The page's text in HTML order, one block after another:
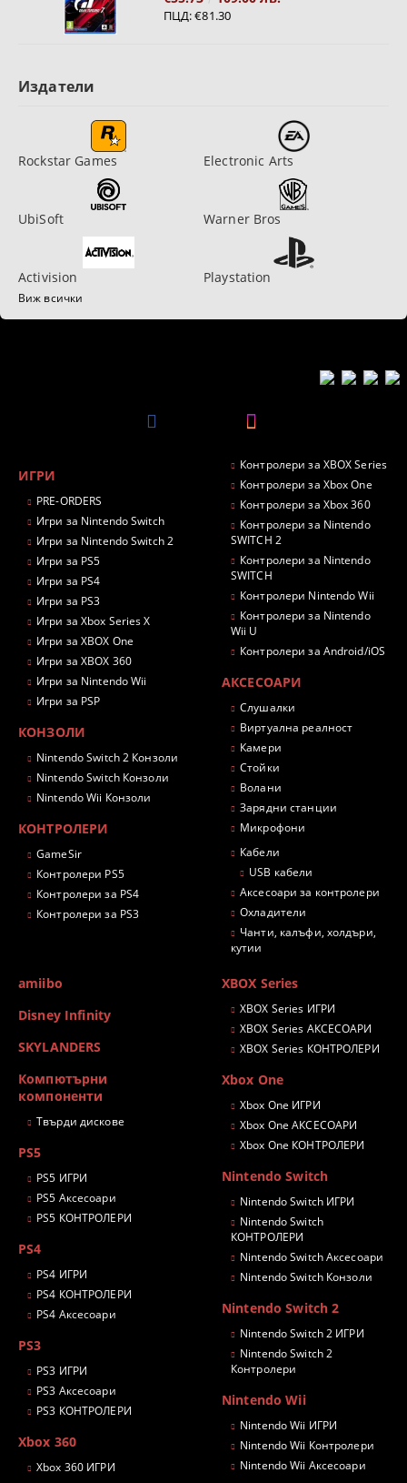
ПЦД:€81.30
Издатели
Rockstar Games Electronic Arts
UbiSoft Warner Bros
Activision Playstation
Виж всички
ИГРИ
PRE-ORDERS
Игри за Nintendo Switch
Игри за Nintendo Switch 2
Игри за PS5
Игри за PS4
Игри за PS3
Игри за Xbox Series X
Игри за XBOX One
Игри за XBOX 360
Игри за Nintendo Wii
Игри за PSP
КОНЗОЛИ
Nintendo Switch 2 Конзоли
Nintendo Switch Конзоли
Nintendo Wii Конзоли
КОНТРОЛЕРИ
GameSir
Контролери PS5
Контролери за PS4
Контролери за PS3
Контролери за XBOX Series
Контролери за Xbox One
Контролери за Xbox 360
Контролери за Nintendo
SWITCH 2
Контролери за Nintendo
SWITCH
Контролери Nintendo Wii
Контролери за Nintendo
Wii U
Контролери за Android/iOS
АКСЕСОАРИ
Слушалки
Виртуална реалност
Камери
Стойки
Волани
Зарядни станции
Микрофони
Кабели
USB кабели
Аксесоари за контролери
Охладители
Чанти, калъфи, холдъри,
кутии
amiibo
Disney Infinity
SKYLANDERS
Компютърни
компоненти
Твърди дискове
PS5
PS5 ИГРИ
PS5 Аксесоари
PS5 КОНТРОЛЕРИ
PS4
PS4 ИГРИ
PS4 КОНТРОЛЕРИ
PS4 Аксесоари
PS3
PS3 ИГРИ
PS3 Аксесоари
PS3 КОНТРОЛЕРИ
Xbox 360
Xbox 360 ИГРИ
XBOX Series
XBOX Series ИГРИ
XBOX Series АКСЕСОАРИ
XBOX Series КОНТРОЛЕРИ
Xbox One
Xbox One ИГРИ
Xbox One АКСЕСОАРИ
Xbox One КОНТРОЛЕРИ
Nintendo Switch
Nintendo Switch ИГРИ
Nintendo Switch
КОНТРОЛЕРИ
Nintendo Switch Аксесоари
Nintendo Switch Конзоли
Nintendo Switch 2
Nintendo Switch 2 ИГРИ
Nintendo Switch 2
Контролери
Nintendo Wii
Nintendo Wii ИГРИ
Nintendo Wii Контролери
Nintendo Wii Аксесоари